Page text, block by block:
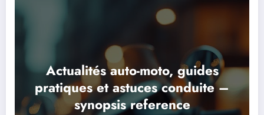
Actualités auto-moto, guides
pratiques et astuces conduite –
synopsis reference